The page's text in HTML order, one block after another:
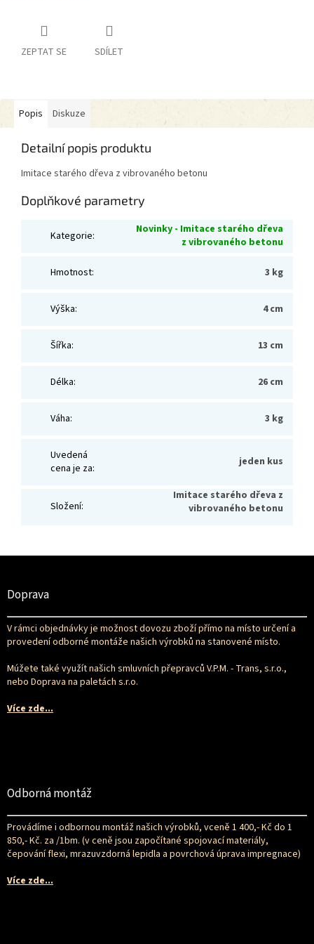
ZEPTAT SE SDÍLET
Popis Diskuze
Detailní popis produktu
Imitace starého dřeva z vibrovaného betonu
Doplňkové parametry
Kategorie:
Novinky - Imitace starého dřeva
z vibrovaného betonu
Hmotnost: 3 kg
Výška: 4 cm
Šířka: 13 cm
Délka: 26 cm
Váha: 3 kg
Uvedená
cena je za: jeden kus
Složení:
Imitace starého dřeva z
vibrovaného betonu
Doprava
V rámci objednávky je možnost dovozu zboží přímo na místo určení a
provedení odborné montáže našich výrobků na stanovené místo.
Múžete také využít našich smluvních přepravců V.P.M. - Trans, s.r.o.,
nebo Doprava na paletách s.r.o.
Více zde...
Odborná montáž
Provádíme i odbornou montáž našich výrobků, vceně 1 400,- Kč do 1
850,- Kč. za /1bm. (v ceně jsou započítané spojovací materiály,
čepování flexi, mrazuvzdorná lepidla a povrchová úprava impregnace)
Více zde...